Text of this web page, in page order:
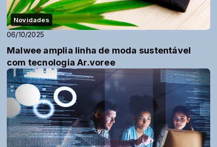
Novidades
06/10/2025
Malwee amplia linha de moda sustentável
com tecnologia Ar.voree